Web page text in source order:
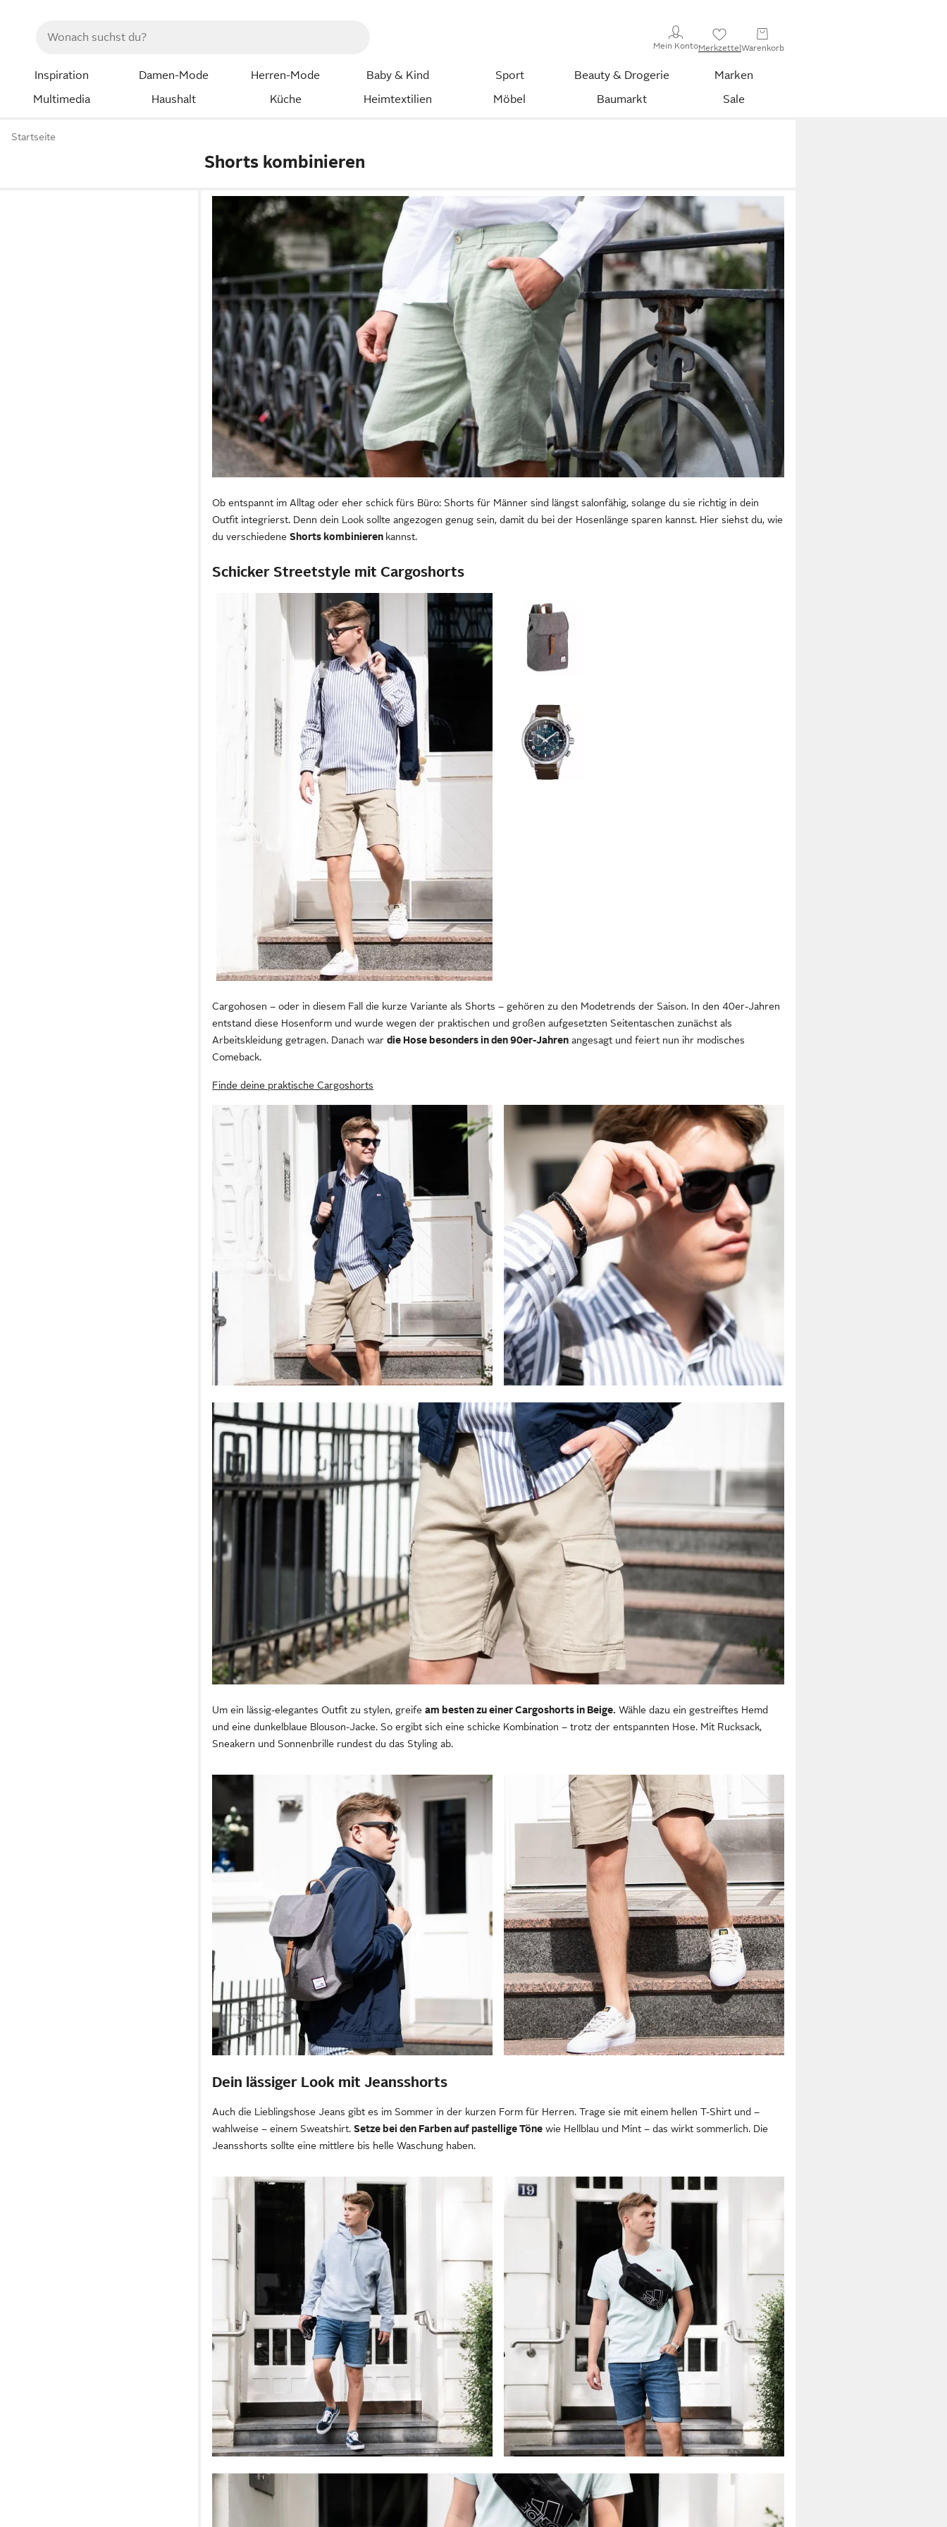
Mein KontoMerkzettelWarenkorb
Inspiration Damen-Mode Herren-Mode Baby & Kind Sport Beauty & Drogerie
Marken
Multimedia
Haushalt Küche Heimtextilien Möbel Baumarkt Sale
Startseite
Shorts kombinieren
Ob entspannt im Alltag oder eher schick fürs Büro: Shorts für Männer sind längst salonfähig, solange du sie richtig in dein
Outfit integrierst. Denn dein Look sollte angezogen genug sein, damit du bei der Hosenlänge sparen kannst. Hier siehst du, wie
du verschiedeneShorts kombinieren kannst.
Schicker Streetstyle mit Cargoshorts
Cargohosen – oder in diesem Fall die kurze Variante als Shorts – gehören zu den Modetrends der Saison. In den 40er-Jahren
entstand diese Hosenform und wurde wegen der praktischen und großen aufgesetzten Seitentaschen zunächst als
Arbeitskleidung getragen. Danach wardie Hose besonders in den 90er-Jahren angesagt und feiert nun ihr modisches
Comeback.
Finde deine praktische Cargoshorts
Um ein lässig-elegantes Outfit zu stylen, greifeam besten zu einer Cargoshorts in Beige. Wähle dazu ein gestreiftes Hemd
und eine dunkelblaue Blouson-Jacke. So ergibt sich eine schicke Kombination – trotz der entspannten Hose. Mit Rucksack,
Sneakern und Sonnenbrille rundest du das Styling ab.
Dein lässiger Look mit Jeansshorts
Auch die Lieblingshose Jeans gibt es im Sommer in der kurzen Form für Herren. Trage sie mit einem hellen T-Shirt und –
wahlweise – einem Sweatshirt.Setze bei den Farben auf pastellige Töne wie Hellblau und Mint – das wirkt sommerlich. Die
Jeansshorts sollte eine mittlere bis helle Waschung haben.